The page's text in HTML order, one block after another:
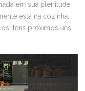
em sua plenitude.
está na cozinha,
itens próximos uns